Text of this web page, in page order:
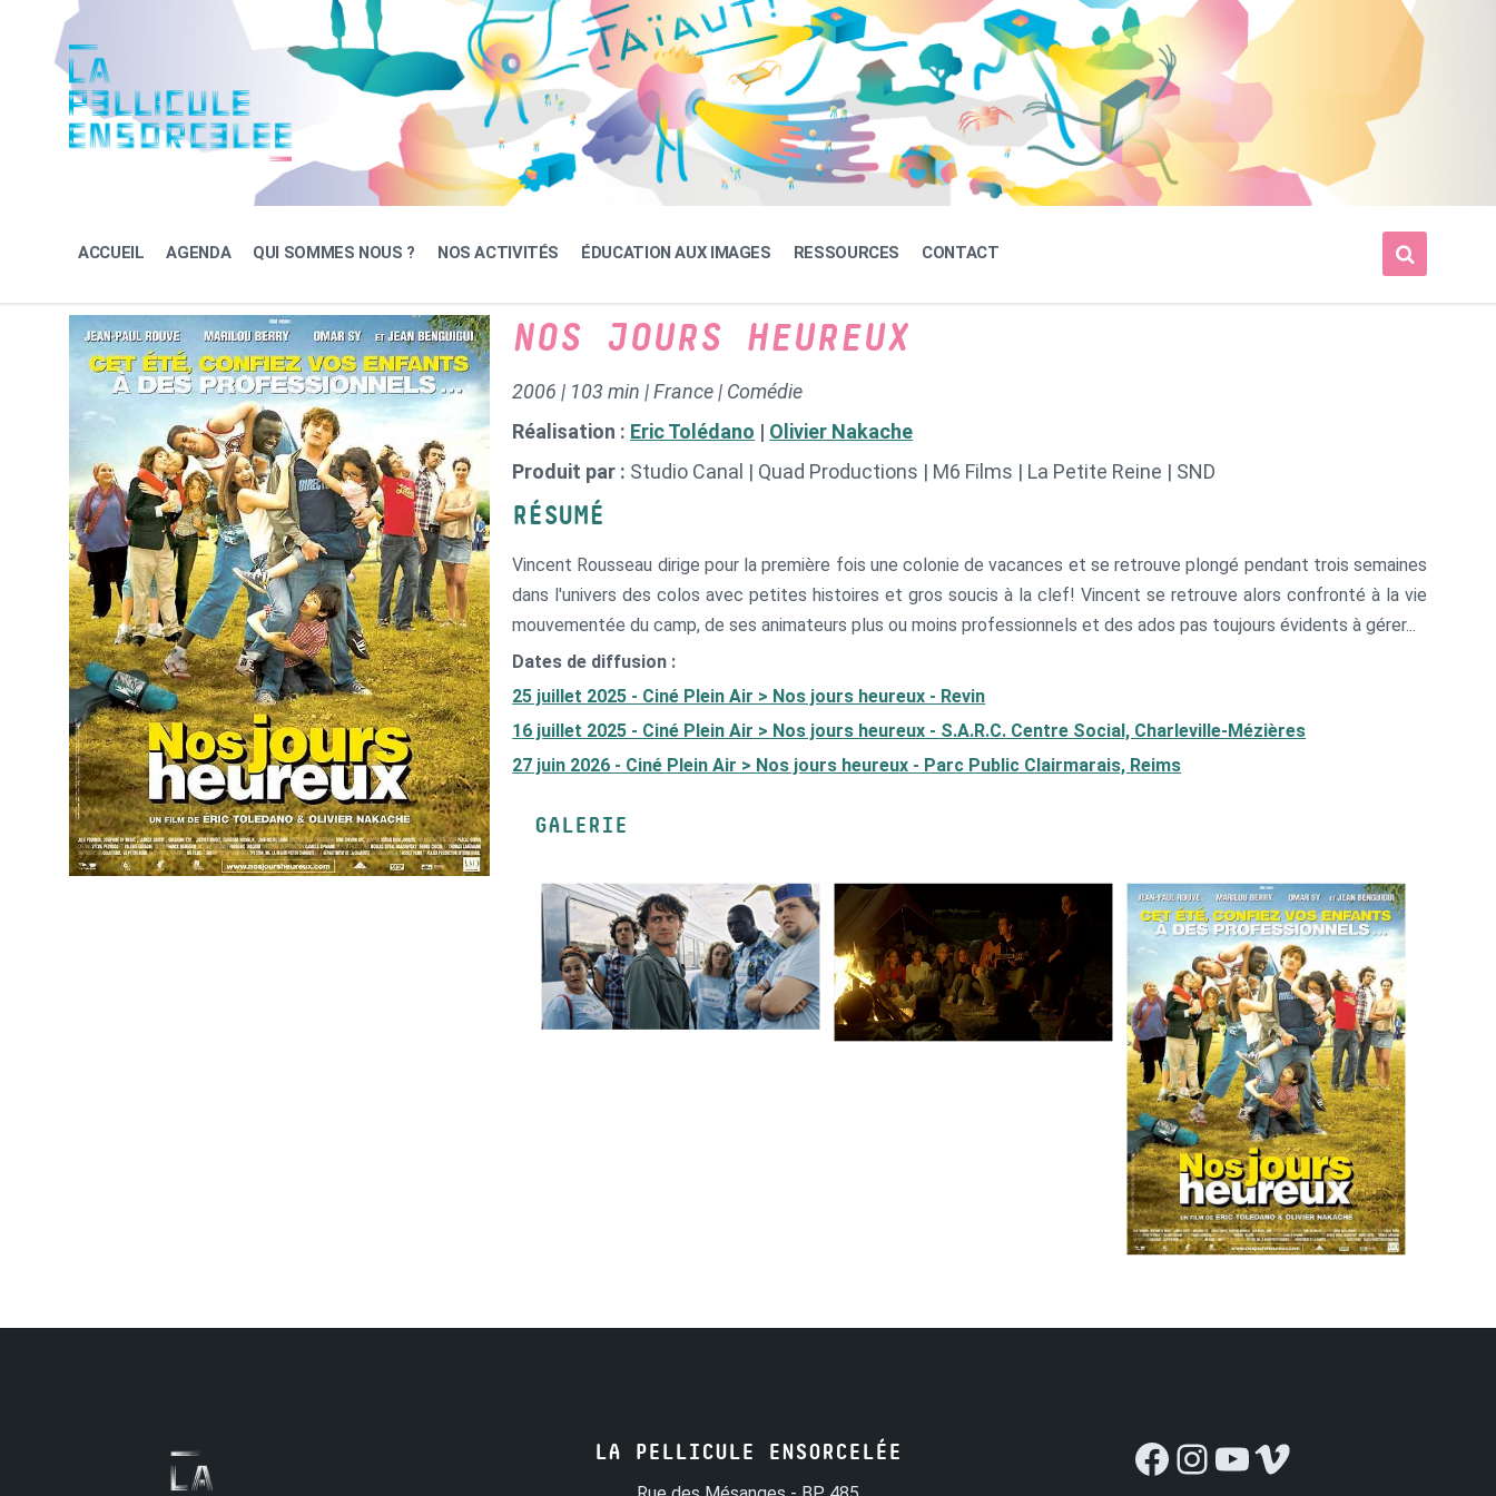
content
navigation
ACCUEIL AGENDA QUI SOMMES NOUS ? NOS ACTIVITÉS ÉDUCATION AUX IMAGES RESSOURCES CONTACT
NOS JOURS HEUREUX
2006 | 103 min | France | Comédie
Réalisation : Eric Tolédano | Olivier Nakache
Produit par : Studio Canal | Quad Productions | M6 Films | La Petite Reine | SND
RÉSUMÉ
Vincent Rousseau dirige pour la première fois une colonie de vacances et se retrouve plongé pendant trois semaines
dans l'univers des colos avec petites histoires et gros soucis à la clef! Vincent se retrouve alors confronté à la vie
mouvementée du camp, de ses animateurs plus ou moins professionnels et des ados pas toujours évidents à gérer...
Dates de diffusion :
25 juillet 2025 - Ciné Plein Air > Nos jours heureux - Revin
16 juillet 2025 - Ciné Plein Air > Nos jours heureux - S.A.R.C. Centre Social, Charleville-Mézières
27 juin 2026 - Ciné Plein Air > Nos jours heureux - Parc Public Clairmarais, Reims
GALERIE
LA PELLICULE ENSORCELÉE Facebook
Instagram
YouTube
Vimeo